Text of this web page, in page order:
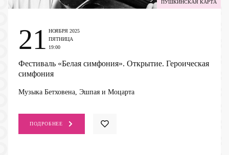
ПУШКИНСКАЯ КАРТА
Фестиваль «Белая симфония». Открытие. Героическая
симфония
Музыка Бетховена, Эшпая и Моцарта
21 НОЯБРЯ 2025
ПЯТНИЦА
19:00
ПОДРОБНЕЕ